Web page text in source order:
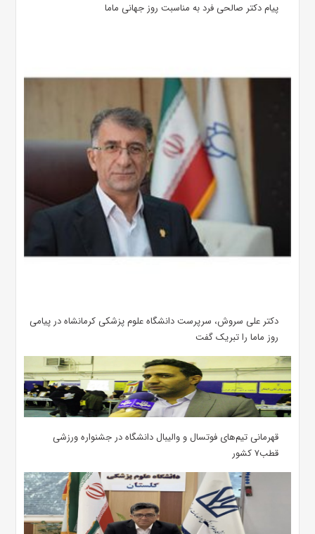
پیام دکتر صالحی فرد به مناسبت روز جهانی ماما
دکتر علی سروش، سرپرست دانشگاه علوم پزشکی کرمانشاه در پیامی
روز ماما را تبریک گفت
قهرمانی تیم‌های فوتسال و والیبال دانشگاه در جشنواره ورزشی
قطب۷ کشور